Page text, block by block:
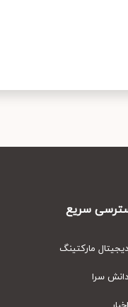
سریع
مارکتینگ
سرا